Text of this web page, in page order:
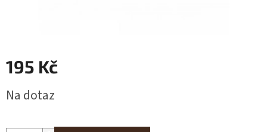
195 Kč
cena:
Na dotaz